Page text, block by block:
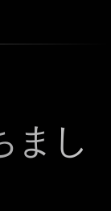
まし